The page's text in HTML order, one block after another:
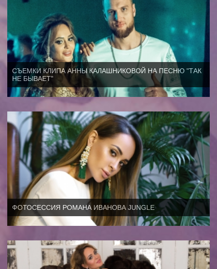
СЪЕМКИ КЛИПА АННЫ КАЛАШНИКОВОЙ НА ПЕСНЮ "ТАК
НЕ БЫВАЕТ"
ФОТОСЕССИЯ РОМАНА ИВАНОВА JUNGLE